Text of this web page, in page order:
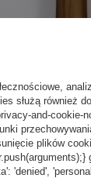
służą również
and-cookie-
plików
'denied',